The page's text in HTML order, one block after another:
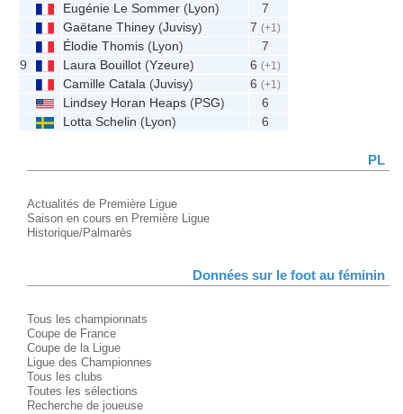
Eugénie Le Sommer (Lyon)
7
Gaëtane Thiney (Juvisy) 7(+1)
Élodie Thomis (Lyon)
7
9
Laura Bouillot (Yzeure) 6(+1)
Camille Catala (Juvisy) 6(+1)
Lindsey Horan Heaps (PSG)
6
Lotta Schelin (Lyon) 6
PL
Actualités de Première Ligue
Saison en cours en Première Ligue
Historique/Palmarès
Données sur le foot au féminin
Tous les championnats
Coupe de France
Coupe de la Ligue
Ligue des Championnes
Tous les clubs
Toutes les sélections
Recherche de joueuse